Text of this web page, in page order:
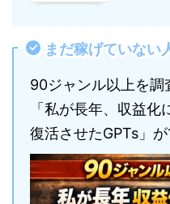
まだ稼げていない
90ジャンル以上を調
「私が長年、収益
復活させたGPTs」が